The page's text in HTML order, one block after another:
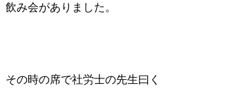
飲み会がありました。
その時の席で社労士の先生曰く